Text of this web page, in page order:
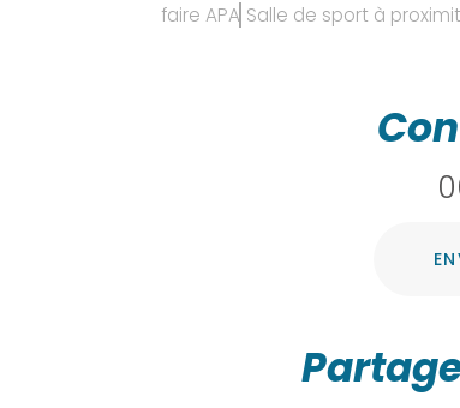
faire APA Salle de sport à